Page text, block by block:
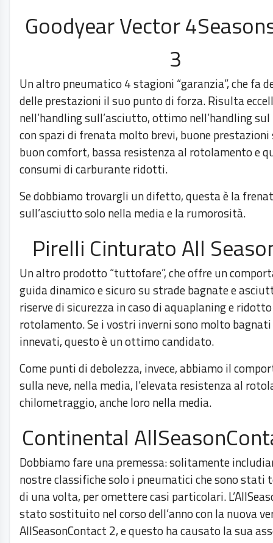
Goodyear Vector
3
Un altro pneumatico 4 stagioni “garanzia”, che fa
delle prestazioni il suo punto di forza. Risulta
nell’handling sull’asciutto, ottimo nell’handling
con spazi di frenata molto brevi, buone prestazioni
buon comfort, bassa resistenza al rotolamento e
consumi di carburante ridotti.
Se dobbiamo trovargli un difetto, questa è la
sull’asciutto solo nella media e la rumorosità.
Pirelli Cinturato All
Un altro prodotto “tuttofare”, che offre un
guida dinamico e sicuro su strade bagnate e
riserve di sicurezza in caso di aquaplaning e
rotolamento. Se i vostri inverni sono molto bagnati
innevati, questo è un ottimo candidato.
Come punti di debolezza, invece, abbiamo il
sulla neve, nella media, l’elevata resistenza al
chilometraggio, anche loro nella media.
Continental
Dobbiamo fare una premessa: solitamente
nostre classifiche solo i pneumatici che sono stati
di una volta, per omettere casi particolari.
stato sostituito nel corso dell’anno con la nuova
AllSeasonContact 2, e questo ha causato la sua